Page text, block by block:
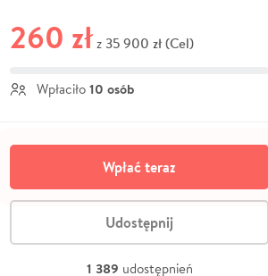
260 zł z 35 900 zł (Cel)
Wpłaciło 10 osób
Wpłać teraz
Udostępnij
1 389 udostępnień